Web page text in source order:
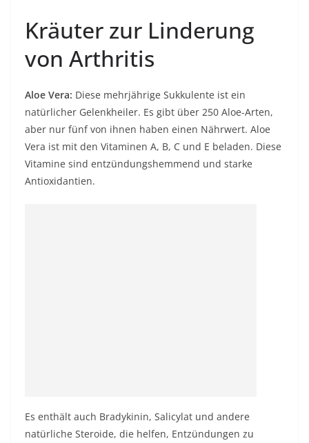
Kräuter zur Linderung
von Arthritis
Aloe Vera: Diese mehrjährige Sukkulente ist ein
natürlicher Gelenkheiler. Es gibt über 250 Aloe-Arten,
aber nur fünf von ihnen haben einen Nährwert. Aloe
Vera ist mit den Vitaminen A, B, C und E beladen. Diese
Vitamine sind entzündungshemmend und starke
Antioxidantien.
Es enthält auch Bradykinin, Salicylat und andere
natürliche Steroide, die helfen, Entzündungen zu